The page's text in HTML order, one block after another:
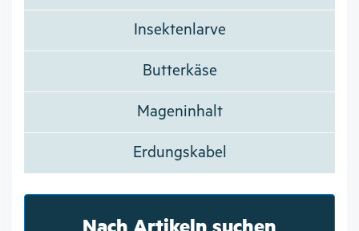
Insektenlarve
Butterkäse
Mageninhalt
Erdungskabel